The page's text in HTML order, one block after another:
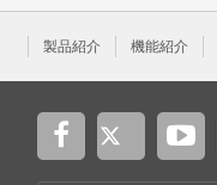
製品紹介 機能紹介